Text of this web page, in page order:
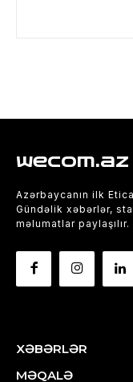
wecom.az
Azərbaycanın ilk
Gündəlik xəbərlər,
məlumatlar paylaşılır.
XƏBƏRLƏR
MƏQALƏ